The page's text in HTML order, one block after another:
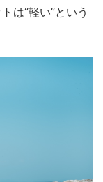
は“軽い”という